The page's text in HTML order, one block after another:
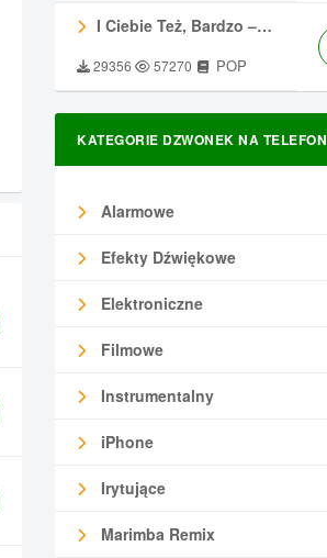
I Ciebie Też, Bardzo – Męskie Granie
29356 57270 POP
KATEGORIE DZWONEK NA TELEFON
Alarmowe
Efekty Dźwiękowe
Elektroniczne
Filmowe
Instrumentalny
iPhone
Irytujące
Marimba Remix